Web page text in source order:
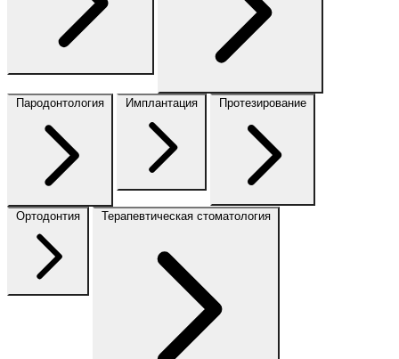
Пародонтология Имплантация Протезирование
Ортодонтия Терапевтическая стоматология